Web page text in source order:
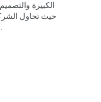
الكبيرة
أكتوبر 2020 وسوف اليوم نتحدث عن المميزات والعيوب كذلك المواصفات للهاتف إن شاء الله.